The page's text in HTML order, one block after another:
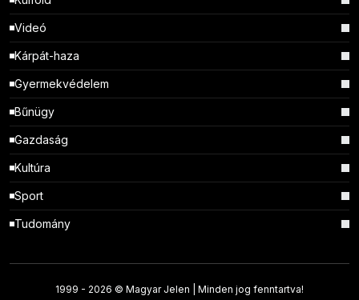
Videó
Kárpát-haza
Gyermekvédelem
Bűnügy
Gazdaság
Kultúra
Sport
Tudomány
1999 - 2026 © Magyar Jelen | Minden jog fenntartva!